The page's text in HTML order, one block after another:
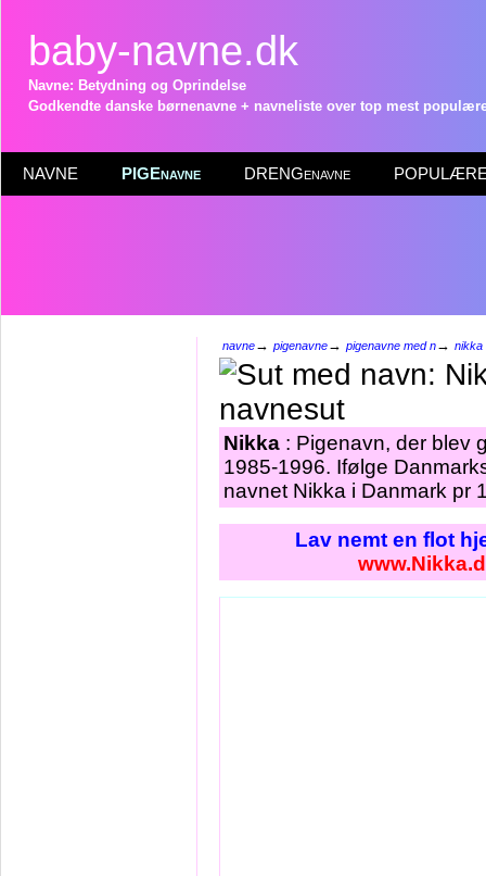
baby-navne.dk
Navne: Betydning og Oprindelse
Godkendte danske børnenavne + navneliste over top mest
NAVNE PIGEnavne DRENGenavne POPULÆRE
navne→ pigenavne→ pigenavne med n→ nikka
Nikka : Pigenavn, der blev
1985-1996. Ifølge
navnet Nikka i Danmark pr
Lav nemt en flot